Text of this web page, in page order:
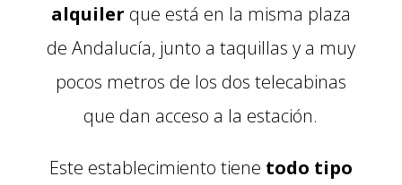
alquiler que está en la misma plaza
de Andalucía, junto a taquillas y a muy
pocos metros de los dos telecabinas
que dan acceso a la estación.
Este establecimiento tiene todo tipo